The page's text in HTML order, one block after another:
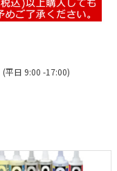
(平日 9:00 -17:00)